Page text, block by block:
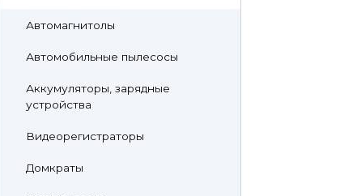
Автомагнитолы
Автомобильные пылесосы
Аккумуляторы, зарядные
устройства
Видеорегистраторы
Домкраты